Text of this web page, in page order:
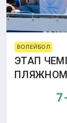
ВОЛЕЙБОЛ
ЭТАП